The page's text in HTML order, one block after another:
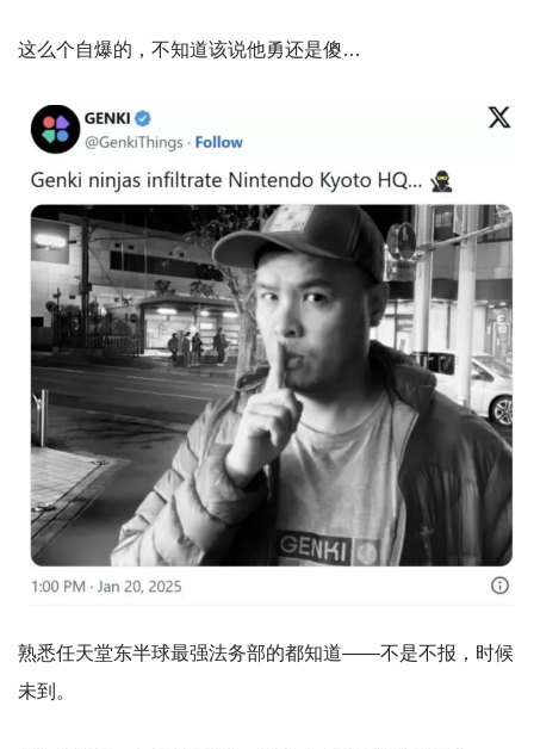
这么个自爆的，不知道该说他勇还是傻…
熟悉任天堂东半球最强法务部的都知道——不是不报，时候
未到。